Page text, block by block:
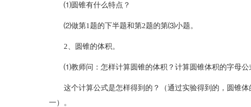
⑴圆锥有什么特点？
⑵做第1题的下半题和第2题的第⑶小题。
2、圆锥的体积。
⑴教师问：怎样计算圆锥的体积？计算圆锥体积的字母公
这个计算公式是怎样得到的？（通过实验得到的，圆锥
一）。